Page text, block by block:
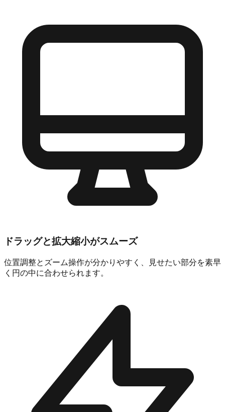
ドラッグと拡大縮小がスムーズ
位置調整とズーム操作が分かりやすく、見せたい部分を素早
く円の中に合わせられます。